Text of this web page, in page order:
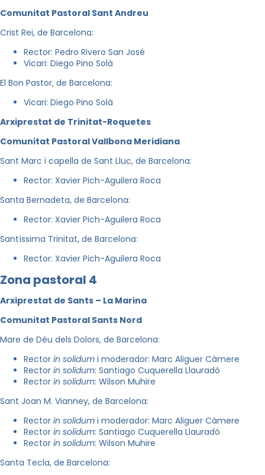
Comunitat Pastoral Sant Andreu
Crist Rei, de Barcelona:
Rector: Pedro Rivero San José
Vicari: Diego Pino Solà
El Bon Pastor, de Barcelona:
Vicari: Diego Pino Solà
Arxiprestat de Trinitat-Roquetes
Comunitat Pastoral Vallbona Meridiana
Sant Marc i capella de Sant Lluc, de Barcelona:
Rector: Xavier Pich-Aguilera Roca
Santa Bernadeta, de Barcelona:
Rector: Xavier Pich-Aguilera Roca
Santíssima Trinitat, de Barcelona:
Rector: Xavier Pich-Aguilera Roca
Zona pastoral 4
Arxiprestat de Sants – La Marina
Comunitat Pastoral Sants Nord
Mare de Déu dels Dolors, de Barcelona:
Rector in solidum i moderador: Marc Aliguer Càmere
Rector in solidum: Santiago Cuquerella Llauradó
Rector in solidum: Wilson Muhire
Sant Joan M. Vianney, de Barcelona:
Rector in solidum i moderador: Marc Aliguer Càmere
Rector in solidum: Santiago Cuquerella Llauradó
Rector in solidum: Wilson Muhire
Santa Tecla, de Barcelona: